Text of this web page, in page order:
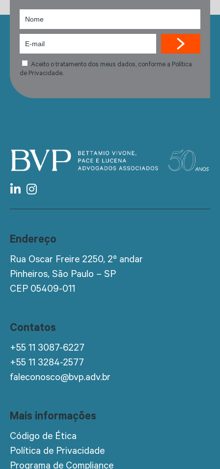
Aceito o tratamento dos meus dados, conforme a Política
de Privacidade.
Endereço
Rua Oscar Freire 2250, 2º andar
Pinheiros, São Paulo – SP
CEP 05409-011
Contatos
+55 11 3087-6227
+55 11 3284-2577
faleconosco@bvp.adv.br
Mais informações
Código de Ética
Política de Privacidade
Programa de Compliance